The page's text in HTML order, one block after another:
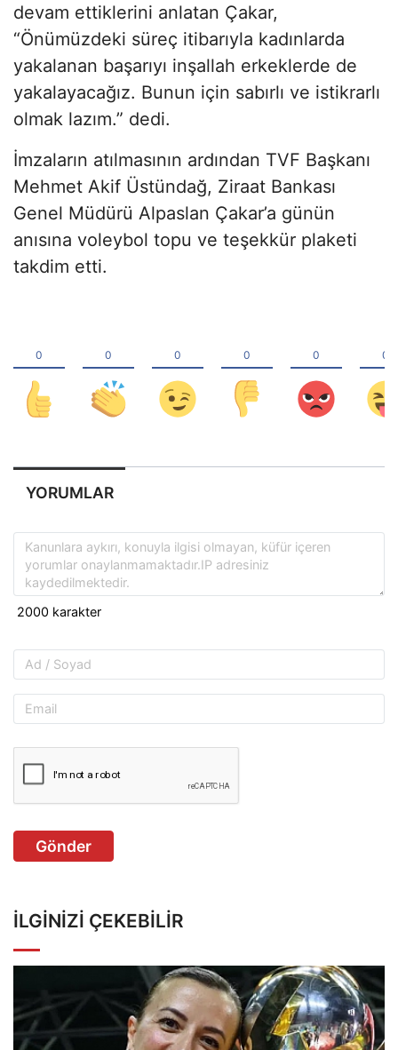
devam ettiklerini anlatan Çakar,
“Önümüzdeki süreç itibarıyla kadınlarda
yakalanan başarıyı inşallah erkeklerde de
yakalayacağız. Bunun için sabırlı ve istikrarlı
olmak lazım.” dedi.
İmzaların atılmasının ardından TVF Başkanı
Mehmet Akif Üstündağ, Ziraat Bankası
Genel Müdürü Alpaslan Çakar’a günün
anısına voleybol topu ve teşekkür plaketi
takdim etti.
YORUMLAR
Gönder
İLGINIZI ÇEKEBILIR